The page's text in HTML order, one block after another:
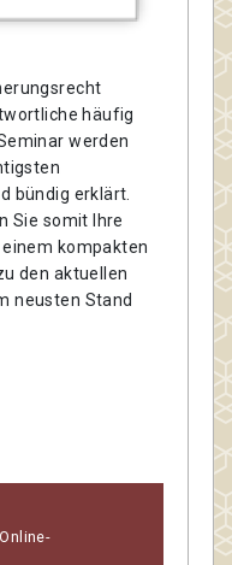
häufig
werden
bündig erklärt.
Sie somit Ihre
kompakten
den aktuellen
neusten Stand